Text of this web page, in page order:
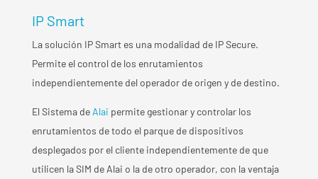
IP Smart
La solución IP Smart es una modalidad de IP Secure.
Permite el control de los enrutamientos
independientemente del operador de origen y de destino.
El Sistema de Alai permite gestionar y controlar los
enrutamientos de todo el parque de dispositivos
desplegados por el cliente independientemente de que
utilicen la SIM de Alai o la de otro operador, con la ventaja